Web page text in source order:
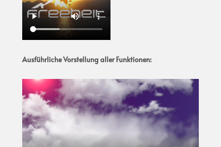
Ausführliche Vorstellung aller Funktionen: